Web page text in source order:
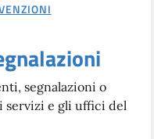
segnalazioni o
servizi e gli uffici del